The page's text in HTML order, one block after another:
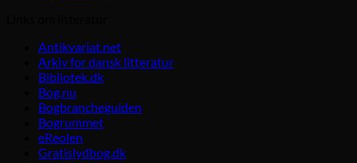
Antikvariat.net
Arkiv for dansk litteratur
Bibliotek.dk
Bog.nu
Bogbrancheguiden
Bogrummet
eReolen
Gratislydbog.dk